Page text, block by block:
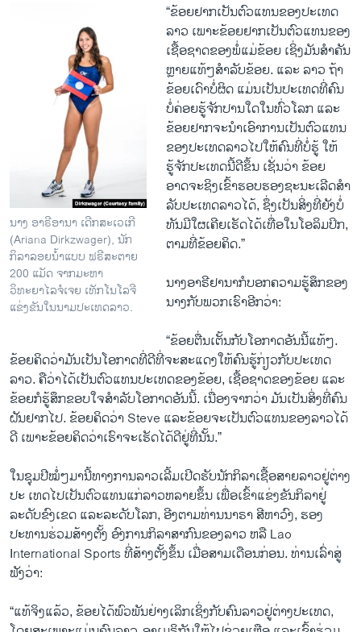
ນາງ ອາຣີອານາ ເດີກສະເວເກີ
(Ariana Dirkzwager), ນັກ
ກິລາລອຍນໍ້າແບບ ຟຣີສະຕາຍ
200 ແມັດ ຈາກມະຫາ
ວິທະຍາໄລຈໍເຈຍ ເທັກໂນໂລຈີ
ແຂ່ງຂັນໃນນາມປະເທດລາວ.
“ຂ້ອຍຢາກເປັນຕົວແທນຂອງປະເທດ
ລາວ ເພາະຂ້ອຍຢາກເປັນຕົວແທນຂອງ
ເຊື້ອຊາດຂອງພໍ່ແມ່ຂ້ອຍ ເຊິ່ງມັນສຳຄັນ
ຫຼາຍແທ້ໆສຳລັບຂ້ອຍ. ແລະ ລາວ ຖ້າ
ຂ້ອຍເດົາບໍ່ຜິດ ແມ່ນເປັນປະເທດທີ່ຄົນ
ບໍ່ຄ່ອຍຮູ້ຈັກປານໃດໃນທົ່ວໂລກ ແລະ
ຂ້ອຍຢາກຈະນໍາເອົາການເປັນຕົວແທນ
ຂອງປະເທດລາວໄປໃຫ້ຄົນທີ່ບໍ່ຮູ້ ໃຫ້
ຮູ້ຈັກປະເທດນີ້ດີຂຶ້ນ ເຊັ່ນວ່າ ຂ້ອຍ
ອາດຈະຊິງເຂົ້າຮອບຮອງຊະນະເລີດສໍາ
ລັບປະເທດລາວໄດ້, ຊຶ່ງເປັນສິ່ງທີ່ຍັງບໍ່
ທັນມີໃຜເຄີຍເຮັດໄດ້ເທື່ອໃນໂອລິມປິກ,
ຕາມທີ່ຂ້ອຍຄິດ.”
ນາງອາຣີຢານາກໍບອກຄວາມຮູ້ສຶກຂອງ
ນາງກັບພວກເຮົາອີກວ່າ:
“ຂ້ອຍຕື່ນເຕັ້ນກັບໂອກາດອັນນີ້ແທ້ໆ.
ຂ້ອຍຄິດວ່າມັນເປັນໂອກາດທີ່ດີທີ່ຈະສະແດງໃຫ້ຄົນຮູ້ກ່ຽວກັບປະເທດ
ລາວ. ຄືວ່າໄດ້ເປັນຕົວແທນປະເທດຂອງຂ້ອຍ, ເຊື້ອຊາດຂອງຂ້ອຍ ແລະ
ຂ້ອຍກໍຮູ້ສຶກຂອບໃຈສໍາລັບໂອກາດອັນນີ້. ເນື່ອງຈາກວ່າ ມັນເປັນສິ່ງທີ່ຄົນ
ຝັນຢາກໄປ. ຂ້ອຍຄິດວ່າ Steve ແລະຂ້ອຍຈະເປັນຕົວແທນຂອງລາວໄດ້
ດີ ເພາະຂ້ອຍຄິດວ່າເຮົາຈະເຮັດໄດ້ດີຢູ່ທີ່ນັ້ນ.”
ໃນຊຸມປີໝໍ່ໆມານີ້ທາງການລາວເລີ້ມເປີດຮັບນັກກິລາເຊື້ອສາຍລາວຢູ່ຕ່າງ
ປະ ເທດໄປເປັນຕົວແທນແກ່ລາວຫລາຍຂຶ້ນ ເພື່ອເຂົ້າແຂ່ງຂັນກິລາຢູ່
ລະດັບຂົງເຂດ ແລະລະດັບໂລກ, ອີງຕາມທ່ານນາຣາ ສີຫາວົງ, ຮອງ
ປະທານຮ່ວມສ້າງຕັ້ງ ອົງການກິລາສາກົນຂອງລາວ ຫລື Lao
International Sports ທີ່ສ້າງຕັ້ງຂຶ້ນ ເມື່ອສາມເດືອນກ່ອນ. ທ່ານເລົ່າສູ່
ຟັງວ່າ:
“ແທ້ຈິງແລ້ວ, ຂ້ອຍໄດ້ພົວພັນຢ່າງເລິກເຊິ່ງກັບຄົນລາວຢູ່ຕ່າງປະເທດ,